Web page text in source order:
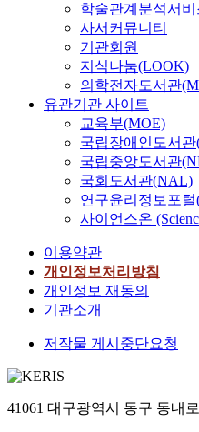
학술관계분석서
사서커뮤니티
기관회원
지식나눔(LOOK)
의학전자도서관
유관기관 사이트
교육부(MOE)
국립장애인도서
국립중앙도서관
국회도서관(NAL)
연구윤리정보포털
사이언스온
이용약관
개인정보처리방침
개인정보 재동의
기관소개
저작물 게시중단요청
41061 대구광역시 동구 동내